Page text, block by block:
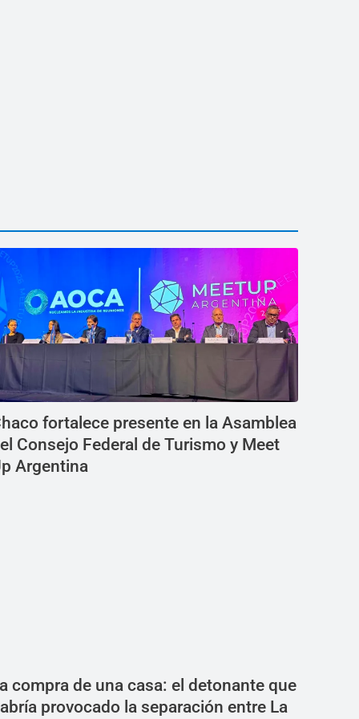
fortalece presente en la Asamblea
Consejo Federal de Turismo y Meet
Argentina
compra de una casa: el detonante que
provocado la separación entre La